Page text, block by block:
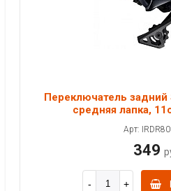
Переключатель задний
средняя лапка,
Арт:
349